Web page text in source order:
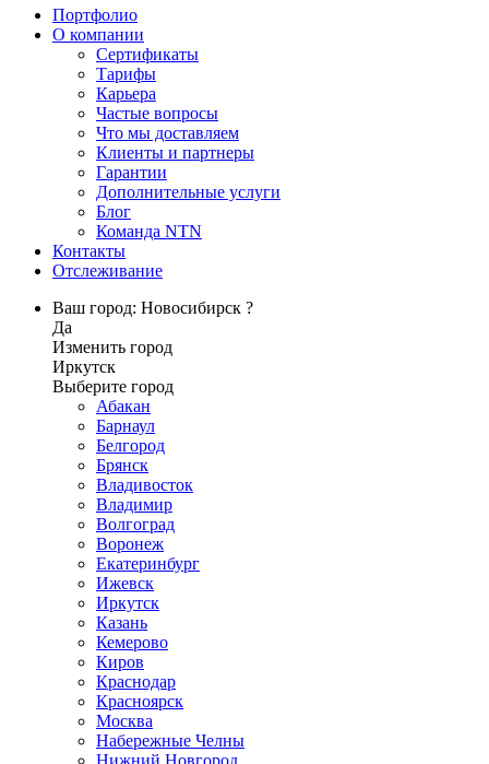
Портфолио
О компании
Сертификаты
Тарифы
Карьера
Частые вопросы
Что мы доставляем
Клиенты и партнеры
Гарантии
Дополнительные услуги
Блог
Команда NTN
Контакты
Отслеживание
Ваш город: Новосибирск ?
Да
Изменить город
Иркутск
Выберите город
Абакан
Барнаул
Белгород
Брянск
Владивосток
Владимир
Волгоград
Воронеж
Екатеринбург
Ижевск
Иркутск
Казань
Кемерово
Киров
Краснодар
Красноярск
Москва
Набережные Челны
Нижний Новгород